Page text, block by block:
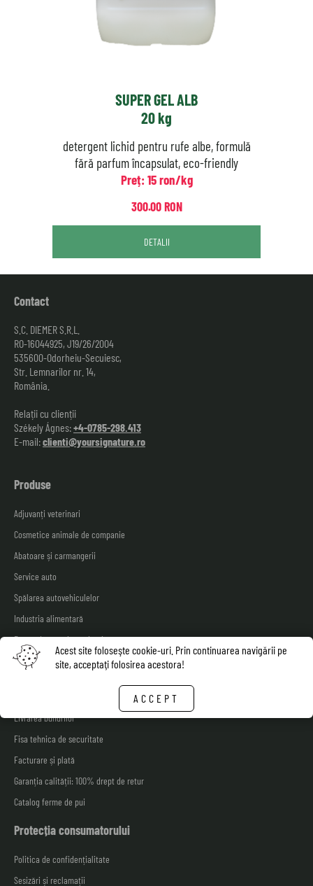
SUPER GEL ALB
20 kg
detergent lichid pentru rufe albe, formulă
fără parfum încapsulat, eco-friendly
Preț: 15 ron/kg
300.00 RON
DETALII
Produse
Adjuvanți veterinari
Cosmetice animale de companie
Abatoare și carmangerii
Service auto
Spălarea autovehiculelor
Industria alimentară
Ferme de păsări, porci, ovine
Ferme de vaci
Livrarea bunurilor
Fisa tehnica de securitate
Facturare și plată
Garanția calității: 100% drept de retur
Catalog ferme de pui
Protecția consumatorului
Politica de confidențialitate
Sesizări și reclamații
Contact
S.C. DIEMER S.R.L.
RO-16044925, J19/26/2004
535600-Odorheiu-Secuiesc,
Str. Lemnarilor nr. 14,
România.
Relații cu clienții
Székely Ágnes:+4-0785-298.413
E-mail:clienti@yoursignature.ro
Acest site foloseşte cookie-uri. Prin continuarea navigării pe
site, acceptaţi folosirea acestora!
ACCEPT